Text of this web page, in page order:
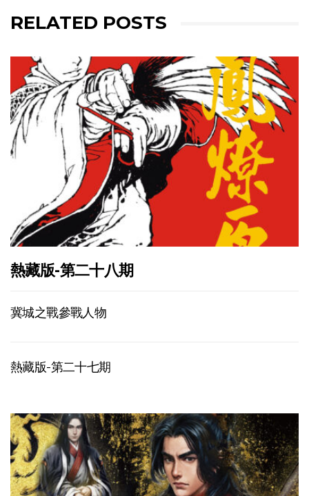
RELATED POSTS
熱藏版-第二十八期
冀城之戰參戰人物
熱藏版-第二十七期